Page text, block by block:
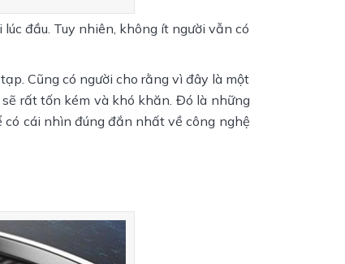
đầu. Tuy nhiên, không ít người vẫn có
Cũng có người cho rằng vì đây là một
rất tốn kém và khó khăn. Đó là những
có cái nhìn đúng đắn nhất về công nghệ